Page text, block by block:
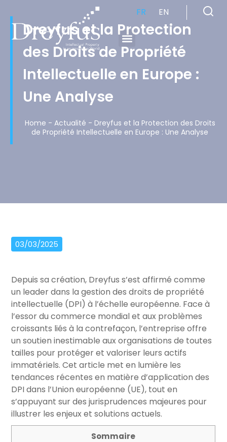
FR EN
Dreyfus et la Protection
des Droits de Propriété
Intellectuelle en Europe :
Une Analyse
Home - Actualité - Dreyfus et la Protection des Droits
de Propriété Intellectuelle en Europe : Une Analyse
03/03/2025
Depuis sa création, Dreyfus s’est affirmé comme
un leader dans la gestion des droits de propriété
intellectuelle (DPI) à l’échelle européenne. Face à
l’essor du commerce mondial et aux problèmes
croissants liés à la contrefaçon, l’entreprise offre
un soutien inestimable aux organisations de toutes
tailles pour protéger et valoriser leurs actifs
immatériels. Cet article met en lumière les
tendances récentes en matière d’application des
DPI dans l’Union européenne (UE), tout en
s’appuyant sur des jurisprudences majeures pour
illustrer les enjeux et solutions actuels.
Sommaire